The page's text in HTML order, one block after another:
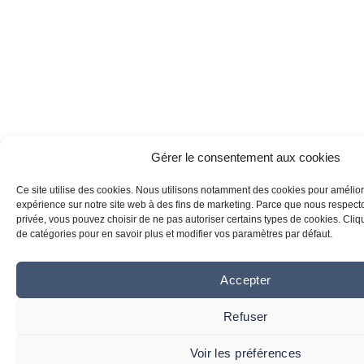
Gérer le consentement aux cookies
Ce site utilise des cookies. Nous utilisons notamment des cookies pour
expérience sur notre site web à des fins de marketing. Parce que nous
privée, vous pouvez choisir de ne pas autoriser certains types de cookies.
de catégories pour en savoir plus et modifier vos paramètres par défaut.
Accepter
Refuser
Voir les préférences